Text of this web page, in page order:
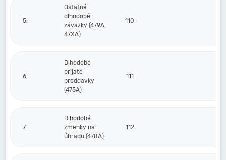
5.
Ostatné
dlhodobé
záväzky (479A,
47XA)
110
6.
Dlhodobé
prijaté
preddavky
(475A)
111
7.
Dlhodobé
zmenky na
úhradu (478A)
112